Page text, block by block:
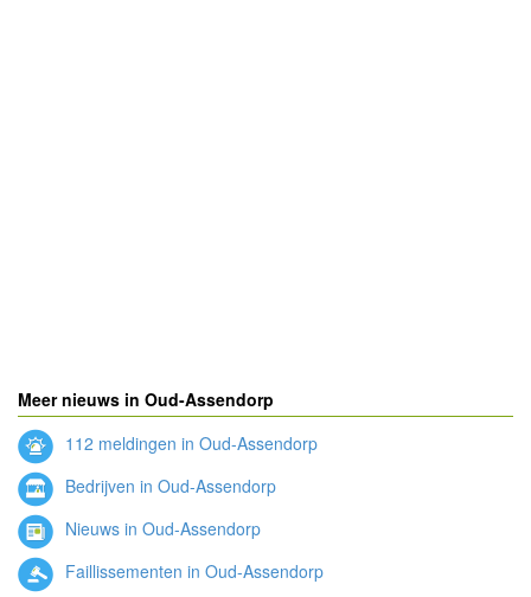
Meer nieuws in Oud-Assendorp
112 meldingen in Oud-Assendorp
Bedrijven in Oud-Assendorp
Nieuws in Oud-Assendorp
Faillissementen in Oud-Assendorp